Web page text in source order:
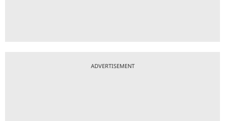
ADVERTISEMENT